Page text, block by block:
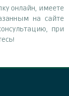
онлайн, имеете
на сайте
при